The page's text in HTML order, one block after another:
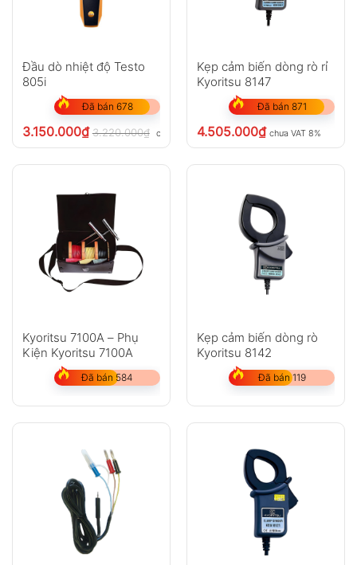
Đầu dò nhiệt độ Testo
805i
Đã bán 678
3.150.000₫ 3.220.000₫ chưa VAT 8%
Kẹp cảm biến dòng rò rỉ
Kyoritsu 8147
Đã bán 871
4.505.000₫ chưa VAT 8%
Kyoritsu 7100A – Phụ
Kiện Kyoritsu 7100A
Đã bán 584
Kẹp cảm biến dòng rò
Kyoritsu 8142
Đã bán 119